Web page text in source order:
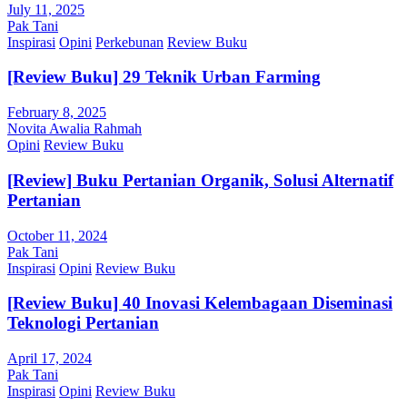
July 11, 2025
Pak Tani
Inspirasi Opini Perkebunan Review Buku
[Review Buku] 29 Teknik Urban Farming
February 8, 2025
Novita Awalia Rahmah
Opini Review Buku
[Review] Buku Pertanian Organik, Solusi Alternatif
Pertanian
October 11, 2024
Pak Tani
Inspirasi Opini Review Buku
[Review Buku] 40 Inovasi Kelembagaan Diseminasi
Teknologi Pertanian
April 17, 2024
Pak Tani
Inspirasi Opini Review Buku